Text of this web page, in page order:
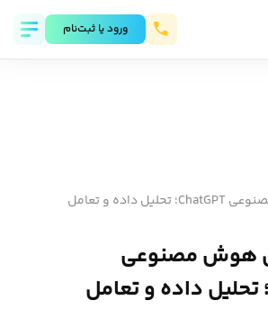
ورود يا ثبت‌نام
کاربردهای هوش مصنوعی ChatGPT؛ تحلیل داده و تعامل
هوش مصنوعی
ChatGPT؛ تحلیل داده و تعامل